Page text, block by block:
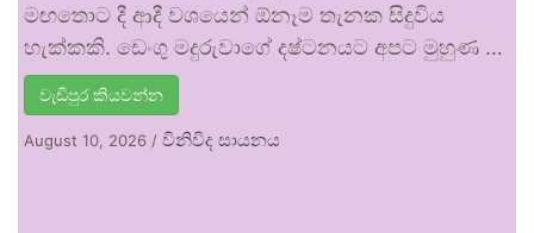
මඟතොට දී ආදී වශයෙන් ඕනෑම තැනක සිදුවිය
හැක්කකි. ඩෙංගු මදුරුවාගේ දෂ්ටනයට අපට මුහුණ …
වැඩිපුර කියවන්න
August 10, 2026 / විනිවිද සායනය